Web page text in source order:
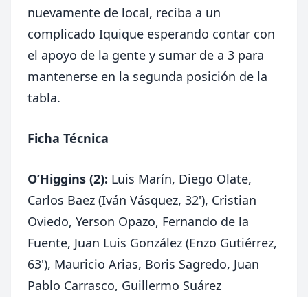
nuevamente de local, reciba a un
complicado Iquique esperando contar con
el apoyo de la gente y sumar de a 3 para
mantenerse en la segunda posición de la
tabla.
Ficha Técnica
O’Higgins (2): Luis Marín, Diego Olate,
Carlos Baez (Iván Vásquez, 32'), Cristian
Oviedo, Yerson Opazo, Fernando de la
Fuente, Juan Luis González (Enzo Gutiérrez,
63'), Mauricio Arias, Boris Sagredo, Juan
Pablo Carrasco, Guillermo Suárez